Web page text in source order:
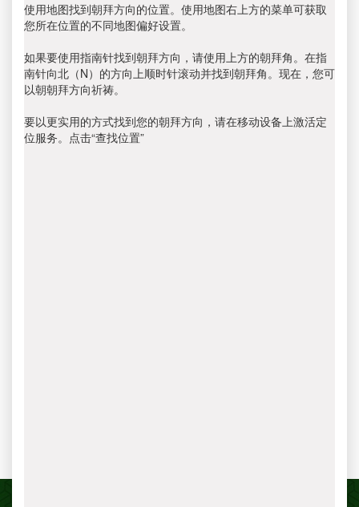
使用地图找到朝拜方向的位置。使用地图右上方的菜单可获取
您所在位置的不同地图偏好设置。
如果要使用指南针找到朝拜方向，请使用上方的朝拜角。在指
南针向北（N）的方向上顺时针滚动并找到朝拜角。现在，您可
以朝朝拜方向祈祷。
要以更实用的方式找到您的朝拜方向，请在移动设备上激活定
位服务。点击“查找位置”